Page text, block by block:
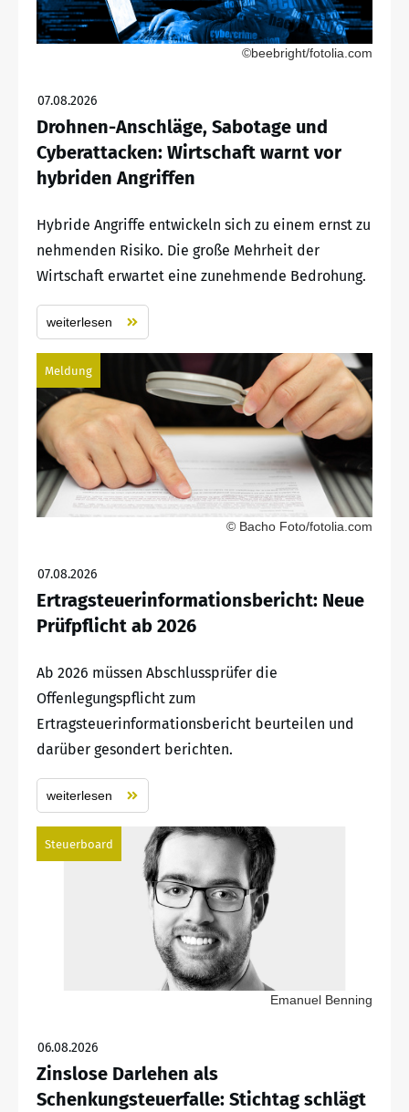
©beebright/fotolia.com
07.08.2026
Drohnen-Anschläge, Sabotage und
Cyberattacken: Wirtschaft warnt vor
hybriden Angriffen
Hybride Angriffe entwickeln sich zu einem ernst zu
nehmenden Risiko. Die große Mehrheit der
Wirtschaft erwartet eine zunehmende Bedrohung.
weiterlesen
Meldung
© Bacho Foto/fotolia.com
07.08.2026
Ertragsteuerinformationsbericht: Neue
Prüfpflicht ab 2026
Ab 2026 müssen Abschlussprüfer die
Offenlegungspflicht zum
Ertragsteuerinformationsbericht beurteilen und
darüber gesondert berichten.
weiterlesen
Steuerboard
Emanuel Benning
06.08.2026
Zinslose Darlehen als
Schenkungsteuerfalle: Stichtag schlägt